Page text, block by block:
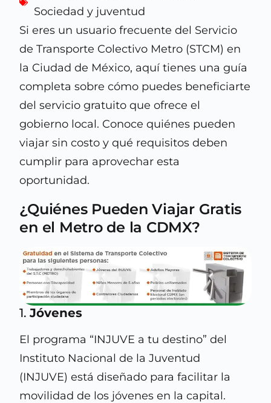
Sociedad y juventud
Si eres un usuario frecuente del Servicio
de Transporte Colectivo Metro (STCM) en
la Ciudad de México, aquí tienes una guía
completa sobre cómo puedes beneficiarte
del servicio gratuito que ofrece el
gobierno local. Conoce quiénes pueden
viajar sin costo y qué requisitos deben
cumplir para aprovechar esta
oportunidad.
¿Quiénes Pueden Viajar Gratis
en el Metro de la CDMX?
1.Jóvenes
El programa “INJUVE a tu destino” del
Instituto Nacional de la Juventud
(INJUVE) está diseñado para facilitar la
movilidad de los jóvenes en la capital.